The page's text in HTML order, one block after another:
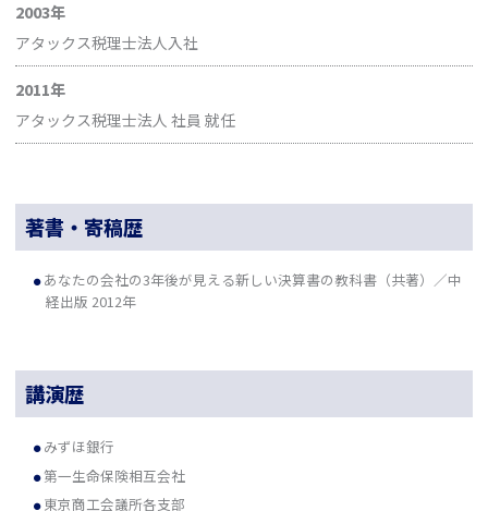
2003年
アタックス税理士法人入社
2011年
アタックス税理士法人 社員 就任
著書・寄稿歴
あなたの会社の3年後が見える新しい決算書の教科書（共著）／中
経出版 2012年
講演歴
みずほ銀行
第一生命保険相互会社
東京商工会議所各支部